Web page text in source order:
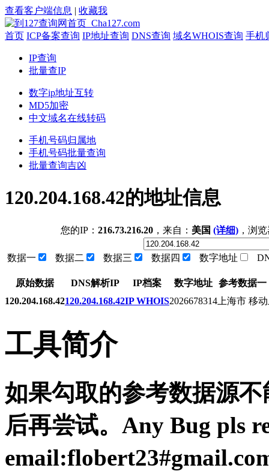
查看客户端信息 | 收藏我
首页 ICP备案查询 IP地址查询 DNS查询 域名WHOIS查询 手机
IP查询
批量查IP
数字ip地址互转
MD5加密
中文域名在线转码
手机号码归属地
手机号码批量查询
批量查询吉凶
120.204.168.42的地址信息
您的IP： 216.73.216.20 ，来自： 美国 (详细) ，浏
数据一 数据二 数据三 数据四 数字地址
原始数据 DNS解析IP IP档案 数字地址 参考数据一
120.204.168.42120.204.168.42IP WHOIS2026678314 上海市 移动
工具简介
如果勾取的参考数据源
后再尝试。Any Bug pls